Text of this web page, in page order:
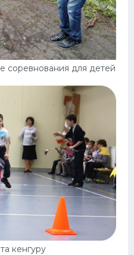
соревнования для детей
кенгуру